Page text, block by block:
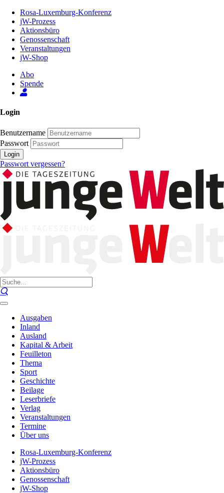
Inhalt
Seite
Rosa-Luxemburg-Konferenz
jW-Prozess
Aktionsbüro
Genossenschaft
Veranstaltungen
jW-Shop
Abo
Spende
Login
Benutzername
Passwort
Login
Passwort vergessen?
Ausgaben
Inland
Ausland
Kapital & Arbeit
Feuilleton
Thema
Sport
Geschichte
Beilage
Leserbriefe
Verlag
Veranstaltungen
Termine
Über uns
Rosa-Luxemburg-Konferenz
jW-Prozess
Aktionsbüro
Genossenschaft
jW-Shop